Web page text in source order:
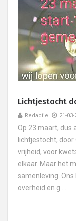
Lichtjestocht
Redactie 21-
Op 23 maart, dus
lichtjestocht,
vrijheid, voor
elkaar. Maar het
samenleving.
overheid en g....